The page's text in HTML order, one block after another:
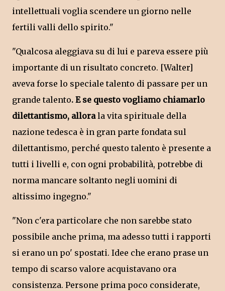
intellettuali voglia scendere un giorno nelle
fertili valli dello spirito."
"Qualcosa aleggiava su di lui e pareva essere più
importante di un risultato concreto. [Walter]
aveva forse lo speciale talento di passare per un
grande talento. E se questo vogliamo chiamarlo
dilettantismo, allorala vita spirituale della
nazione tedesca è in gran parte fondata sul
dilettantismo, perché questo talento è presente a
tutti i livelli e, con ogni probabilità, potrebbe di
norma mancare soltanto negli uomini di
altissimo ingegno."
"Non c'era particolare che non sarebbe stato
possibile anche prima, ma adesso tutti i rapporti
si erano un po' spostati. Idee che erano prase un
tempo di scarso valore acquistavano ora
consistenza. Persone prima poco considerate,